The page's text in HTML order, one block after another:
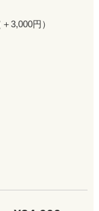
3,000円）